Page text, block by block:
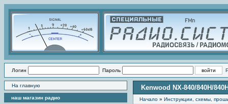
Логин Пароль
На главную
наш магазин радио
Kenwood NX-840/840H/
Начало » Инструкции, схемы,